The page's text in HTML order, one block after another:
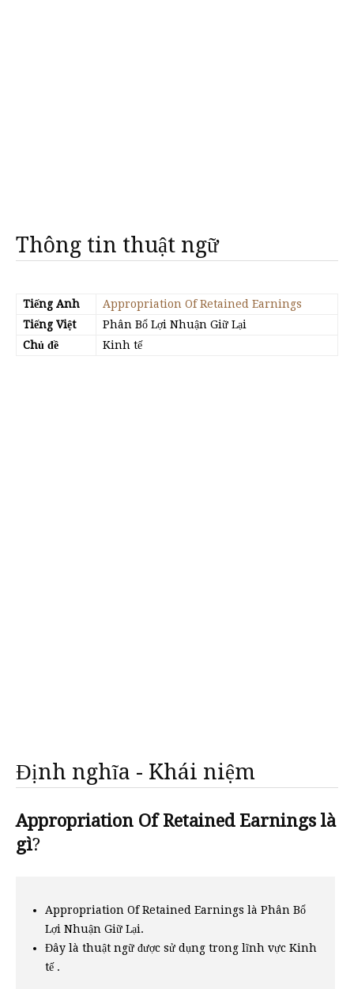
Thông tin thuật ngữ
Tiếng Anh
Appropriation Of Retained Earnings
Tiếng Việt
Phân Bổ Lợi Nhuận Giữ Lại
Chủ đề
Kinh tế
Định nghĩa - Khái niệm
Appropriation Of Retained Earnings là
gì?
Appropriation Of Retained Earnings là Phân Bổ
Lợi Nhuận Giữ Lại.
Đây là thuật ngữ được sử dụng trong lĩnh vực Kinh
tế .